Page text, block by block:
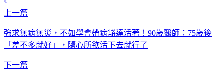
上一篇
強求無病無災，不如學會帶病豁達活著！90歲醫師：75歲後
「差不多就好」，隨心所欲活下去就行了
下一篇